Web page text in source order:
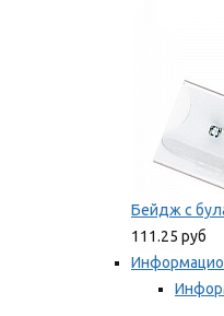
Бейдж с
111.25 руб